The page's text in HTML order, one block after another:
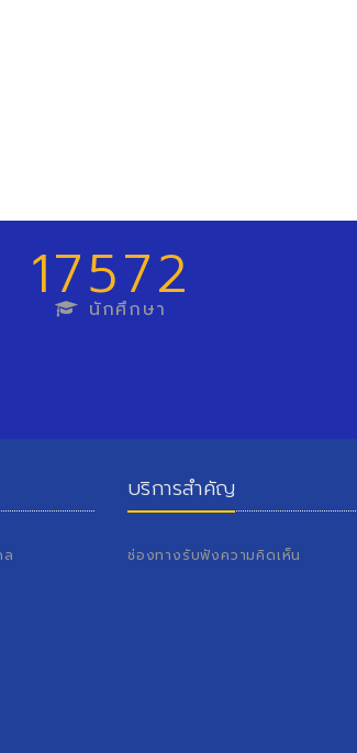
17572
นักศึกษา
บริการสำคัญ
ช่องทางรับฟังความคิดเห็น